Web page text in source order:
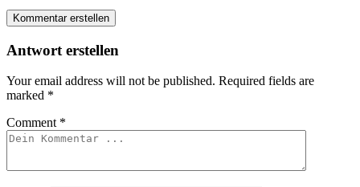
Kommentar erstellen
Antwort erstellen
Your email address will not be published. Required fields are
marked *
Comment *